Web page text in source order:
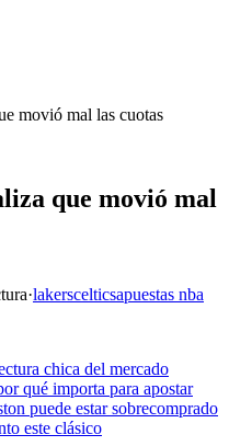
movió mal las cuotas
que movió mal
·lakerscelticsapuestas nba
chica del mercado
qué importa para apostar
puede estar sobrecomprado
este clásico